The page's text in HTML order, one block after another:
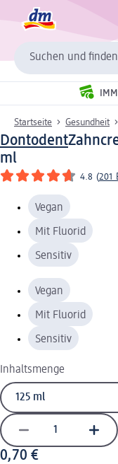
Suchen und finden
Startseite Gesundheit
Dontodent
ml
4.8 (201
Vegan
Mit Fluorid
Sensitiv
Vegan
Mit Fluorid
Sensitiv
Inhaltsmenge
0,70 €